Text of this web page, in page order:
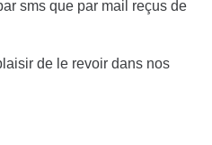
sms que par mail reçus de
de le revoir dans nos